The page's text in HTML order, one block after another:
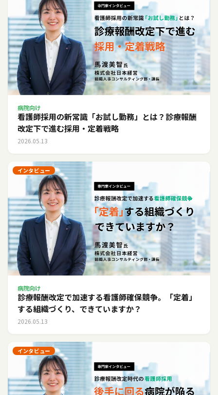
病院向け
看護師採用の新常識「お試し勤務」とは？診療報酬
改定下で進む採用・定着戦略
2026.05.13
インタビュー
病院向け
診療報酬改定で加速する看護師確保競争。「定着」
する組織づくり、できていますか？
2026.05.13
インタビュー